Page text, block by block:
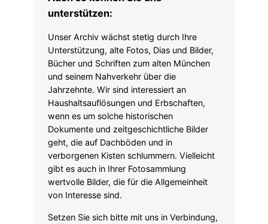
unterstützen:
​Unser Archiv wächst stetig durch Ihre
Unterstützung, alte Fotos, Dias und Bilder,
Bücher und Schriften zum alten München
und seinem Nahverkehr über die
Jahrzehnte. Wir sind interessiert an
Haushaltsauflösungen und Erbschaften,
wenn es um solche historischen
Dokumente und zeitgeschichtliche Bilder
geht, die auf Dachböden und in
verborgenen Kisten schlummern. Vielleicht
gibt es auch in Ihrer Fotosammlung
wertvolle Bilder, die für die Allgemeinheit
von Interesse sind.
​Setzen Sie sich bitte mit uns in Verbindung,